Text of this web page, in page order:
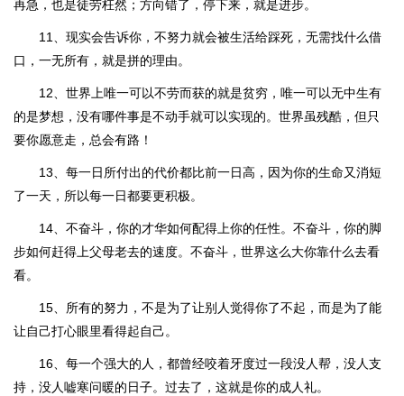
再急，也是徒劳枉然；方向错了，停下来，就是进步。
11、现实会告诉你，不努力就会被生活给踩死，无需找什么借
口，一无所有，就是拼的理由。
12、世界上唯一可以不劳而获的就是贫穷，唯一可以无中生有
的是梦想，没有哪件事是不动手就可以实现的。世界虽残酷，但只
要你愿意走，总会有路！
13、每一日所付出的代价都比前一日高，因为你的生命又消短
了一天，所以每一日都要更积极。
14、不奋斗，你的才华如何配得上你的任性。不奋斗，你的脚
步如何赶得上父母老去的速度。不奋斗，世界这么大你靠什么去看
看。
15、所有的努力，不是为了让别人觉得你了不起，而是为了能
让自己打心眼里看得起自己。
16、每一个强大的人，都曾经咬着牙度过一段没人帮，没人支
持，没人嘘寒问暖的日子。过去了，这就是你的成人礼。